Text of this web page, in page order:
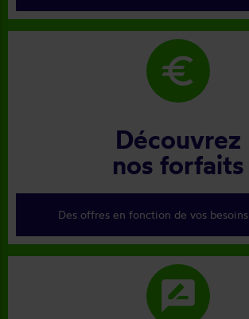
euro
Découvrez
nos forfaits
Des offres en fonction de vos besoins
rate_review